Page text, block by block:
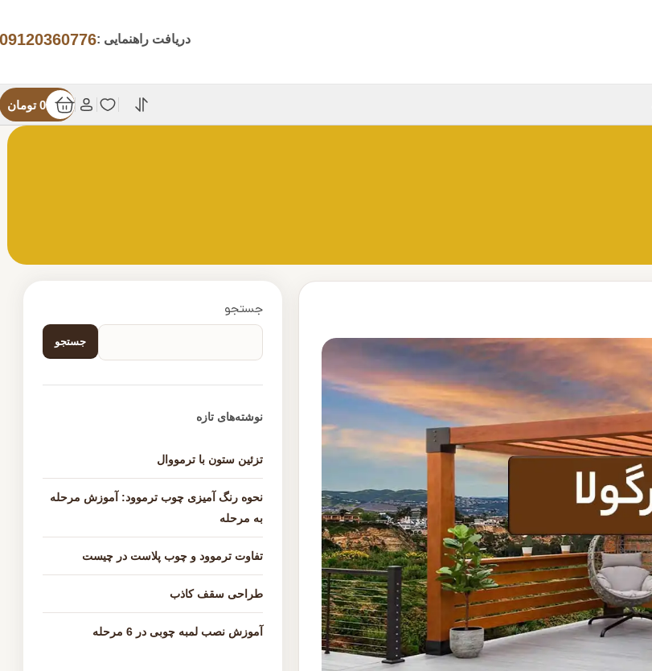
دریافت راهنمایی :09120360776
0 تومان
جستجو
جستجو
نوشته‌های تازه
تزئین ستون با ترمووال
نحوه رنگ آمیزی چوب ترموود: آموزش مرحله
به مرحله
تفاوت ترموود و چوب پلاست در چیست
طراحی سقف کاذب
آموزش نصب لمبه چوبی در 6 مرحله